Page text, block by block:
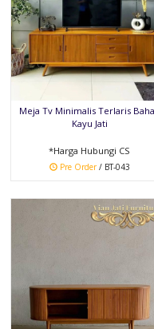
Meja Tv Minimalis Terlaris
Kayu Jati
*Harga Hubungi CS
Pre Order/ BT-043